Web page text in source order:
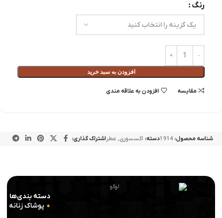
رنگ
افزودن به سبد خرید
مقايسه افزودن به علاقه مندی
شناسه محصول: 1914دسته: اکسسوری, عطراشتراک گذاری:
دسته بندی‌ها
پوشاک زنانه